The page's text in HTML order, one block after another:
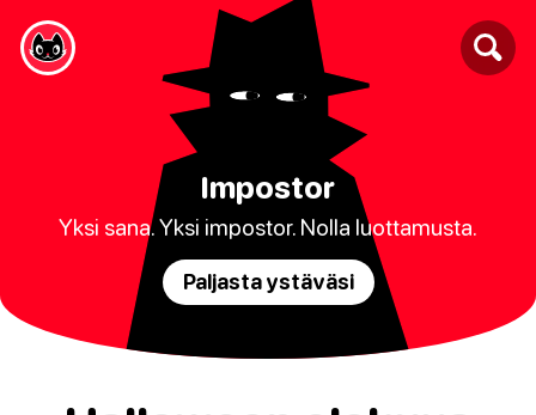
Impostor
Yksi sana. Yksi impostor. Nolla luottamusta.
Paljasta ystäväsi